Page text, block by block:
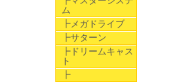
ム
┣メガドライブ
┣サターン
┣ドリームキャス
ト
┣